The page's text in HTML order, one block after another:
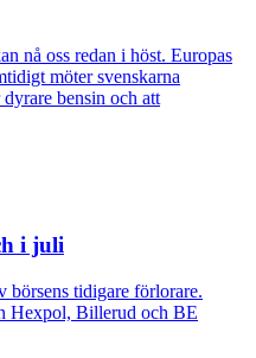
nå oss redan i höst. Europas
möter svenskarna
bensin och att
i juli
börsens tidigare förlorare.
Hexpol, Billerud och BE